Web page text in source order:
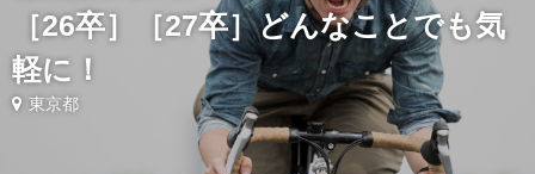
［26卒］［27卒］どんなことでも気
軽に！
東京都